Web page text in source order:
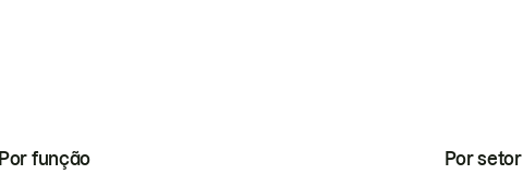
Por função Por setor